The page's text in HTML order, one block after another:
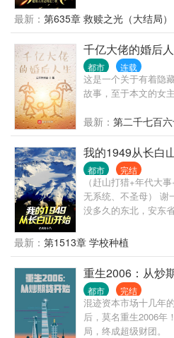
的女人不一样： 他们
红女明星，我看到：
星。 他们看到的：放
我看到的：一个被丈
心姐姐。 他们看到的
的初恋，我看到的：
生……
最新： 第635章 救赎之光（大结局）
千亿大佬的婚后
都市 连载
这是一个关于有着隐
故事，至于本文的女
最新： 第二千七百
的
我的1949从长白
都市 完结
（赶山打猎+年代大
无系统、不圣母） 谢
没多久的东北，安东
中猎场。 脑袋大的猴
山遍野的榛蘑山里红
人走不动道的傻狍子
野猪，如山般的黑瞎
爷。 还有那民间流传
此间！
最新： 第1513章 学校种植
重生2006：从炒
都市 完结
混迹资本市场十几年
后，莫名重生2006年
局，终成超级财团。